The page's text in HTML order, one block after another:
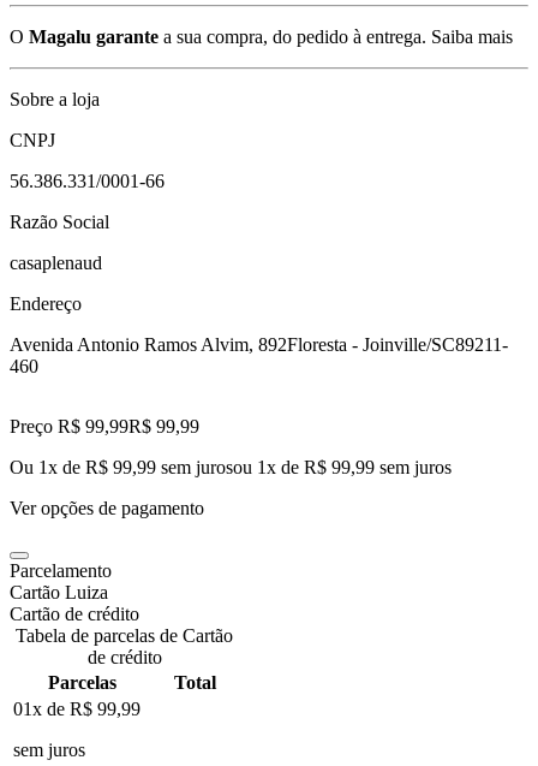
O Magalu garante a sua compra, do pedido à entrega. Saiba mais
Sobre a loja
CNPJ
56.386.331/0001-66
Razão Social
casaplenaud
Endereço
Avenida Antonio Ramos Alvim, 892Floresta - Joinville/SC89211-
460
Preço R$ 99,99R$ 99,99
Ou 1x de R$ 99,99 sem jurosou 1x de R$ 99,99 sem juros
Ver opções de pagamento
Parcelamento
Cartão Luiza
Cartão de crédito
Tabela de parcelas de Cartão
de crédito
Parcelas
Total
01x de R$ 99,99
sem juros